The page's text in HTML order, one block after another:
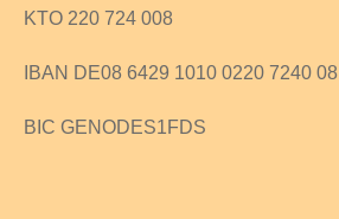
KTO 220 724 008
IBAN DE08 6429 1010 0220 7240 08
BIC GENODES1FDS